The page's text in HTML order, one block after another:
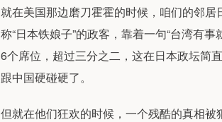
就在美国那边磨刀霍霍的时候，咱们的邻
称“日本铁娘子”的政客，靠着一句“台湾有
6个席位，超过三分之二，这在日本政坛简
跟中国硬碰硬了。
但就在他们狂欢的时候，一个残酷的真相